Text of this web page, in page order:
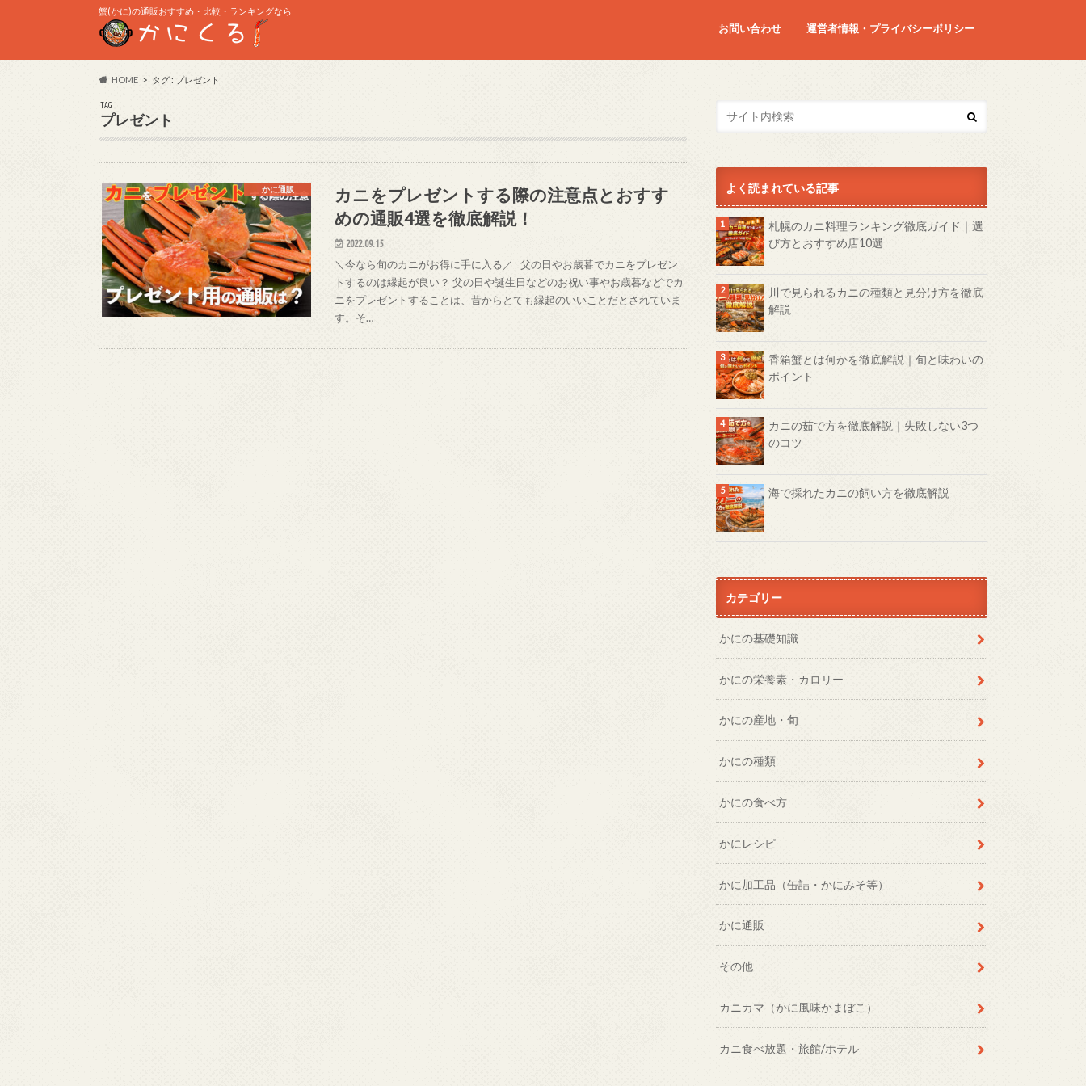
蟹(かに)の通販おすすめ・比較・ランキングなら
お問い合わせ 運営者情報・プライバシーポリシー
HOME タグ : プレゼント
TAG
プレゼント
かに通販
カニをプレゼントする際の注意点とおすす
めの通販4選を徹底解説！
2022.09.15
＼今なら旬のカニがお得に手に入る／ 父の日やお歳暮でカニをプレゼン
トするのは縁起が良い？ 父の日や誕生日などのお祝い事やお歳暮などでカ
ニをプレゼントすることは、昔からとても縁起のいいことだとされていま
す。そ…
よく読まれている記事
札幌のカニ料理ランキング徹底ガイド｜選
び方とおすすめ店10選
川で見られるカニの種類と見分け方を徹底
解説
香箱蟹とは何かを徹底解説｜旬と味わいの
ポイント
カニの茹で方を徹底解説｜失敗しない3つ
のコツ
海で採れたカニの飼い方を徹底解説
カテゴリー
かにの基礎知識
かにの栄養素・カロリー
かにの産地・旬
かにの種類
かにの食べ方
かにレシピ
かに加工品（缶詰・かにみそ等）
かに通販
その他
カニカマ（かに風味かまぼこ）
カニ食べ放題・旅館/ホテル